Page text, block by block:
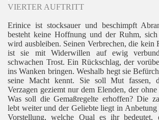
VIERTER AUFTRITT
Erinice ist stocksauer und beschimpft
besteht keine Hoffnung und der Ruhm,
wird ausbleiben. Seinen Verbrechen, die kein
ist sie mit Widerwillen auf ewig
schwachen Trost. Ein Rückschlag, der
ins Wanken bringen. Weshalb hegt sie
seine Macht kennt. Sie soll Mut fassen,
Verzagen geziemt nur dem Elenden, der
Was soll die Gemaßregelte erhoffen? Die
lebt weiter und der Geliebte liegt in
Vorstellung, welche Qual es ihr bedeutet,